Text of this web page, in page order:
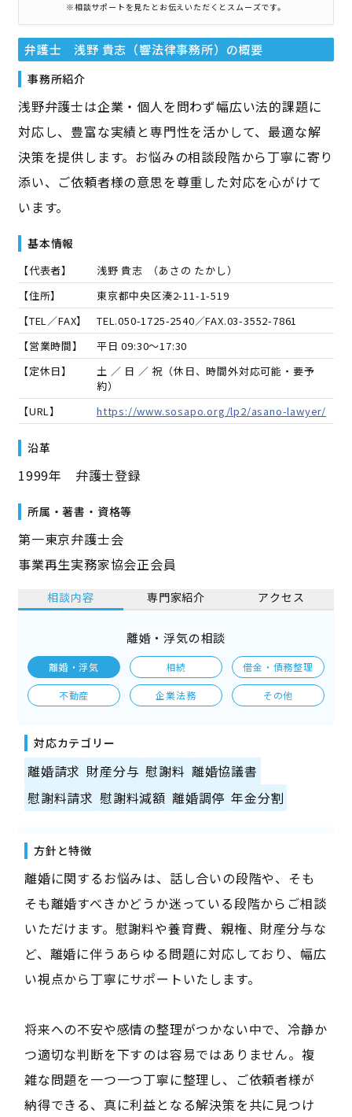
※相談サポートを見たとお伝えいただくとスムーズです。
弁護士 浅野 貴志（響法律事務所） の概要
事務所紹介
浅野弁護士は企業・個人を問わず幅広い法的課題に
対応し、豊富な実績と専門性を活かして、最適な解
決策を提供します。お悩みの相談段階から丁寧に寄り
添い、ご依頼者様の意思を尊重した対応を心がけて
います。
基本情報
【代表者】 浅野 貴志 （あさの たかし）
【住所】
東京都中央区湊2-11-1-519
【TEL／FAX】
TEL.050-1725-2540／FAX.03-3552-7861
【営業時間】
平日 09:30～17:30
【定休日】
土 ／ 日 ／ 祝（休日、時間外対応可能・要予
約）
【URL】
https://www.sosapo.org/lp2/asano-lawyer/
沿革
1999年 弁護士登録
所属・著書・資格等
第一東京弁護士会
事業再生実務家協会正会員
相談内容 専門家紹介 アクセス
離婚・浮気の相談
離婚・浮気 相続 借金・債務整理
不動産 企業法務 その他
対応カテゴリー
離婚請求 財産分与 慰謝料 離婚協議書
慰謝料請求 慰謝料減額 離婚調停 年金分割
方針と特徴
離婚に関するお悩みは、話し合いの段階や、そも
そも離婚すべきかどうか迷っている段階からご相談
いただけます。慰謝料や養育費、親権、財産分与な
ど、離婚に伴うあらゆる問題に対応しており、幅広
い視点から丁寧にサポートいたします。
将来への不安や感情の整理がつかない中で、冷静か
つ適切な判断を下すのは容易ではありません。複
雑な問題を一つ一つ丁寧に整理し、ご依頼者様が
納得できる、真に利益となる解決策を共に見つけ